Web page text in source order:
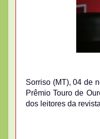
Sorriso (MT), 04 de
Prêmio Touro de
dos leitores da